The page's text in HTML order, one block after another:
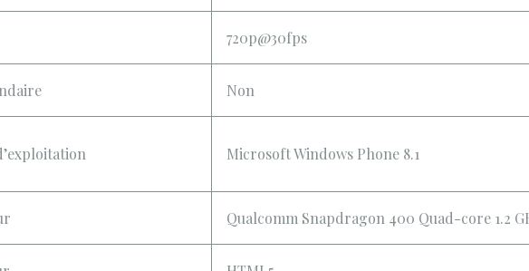
720p@30fps
Non
Microsoft Windows Phone 8.1
Qualcomm Snapdragon 400 Quad-core 1.2